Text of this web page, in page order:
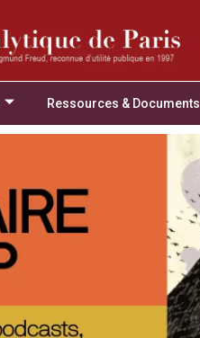
Ressources & Documents